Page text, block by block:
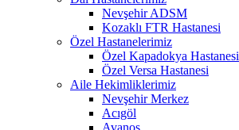
Nevşehir ADSM
Kozaklı FTR Hastanesi
Özel Hastanelerimiz
Özel Kapadokya Hastanesi
Özel Versa Hastanesi
Aile Hekimliklerimiz
Nevşehir Merkez
Acıgöl
Avanos